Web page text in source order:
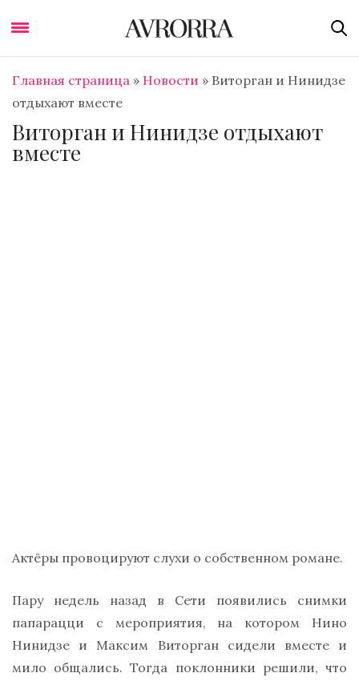
Главная страница » Новости » Виторган и Нинидзе
отдыхают вместе
Виторган и Нинидзе отдыхают
вместе
Актёры провоцируют слухи о собственном романе.
Пару недель назад в Сети появились снимки
папарацци с мероприятия, на котором Нино
Нинидзе и Максим Виторган сидели вместе и
мило общались. Тогда поклонники решили, что